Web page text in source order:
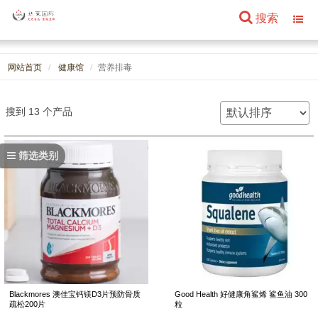
搜索
网站首页 健康馆 营养排毒
筛选类别
搜到 13 个产品
Blackmores 澳佳宝钙镁D3片预防骨质
疏松200片
Good Health 好健康角鲨烯 鲨鱼油 300
粒